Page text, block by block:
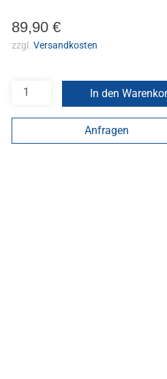
89,90 €
zzgl. Versandkosten
In den
Anfragen